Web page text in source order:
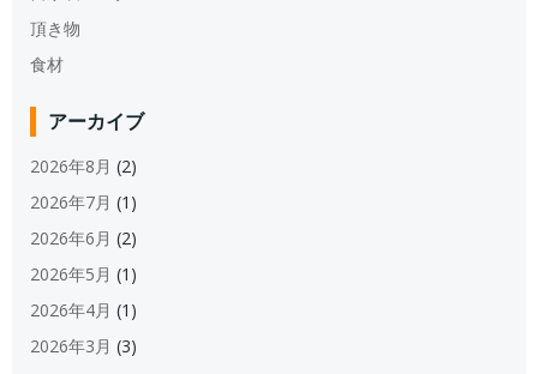
頂き物
食材
アーカイブ
2026年8月 (2)
2026年7月 (1)
2026年6月 (2)
2026年5月 (1)
2026年4月 (1)
2026年3月 (3)